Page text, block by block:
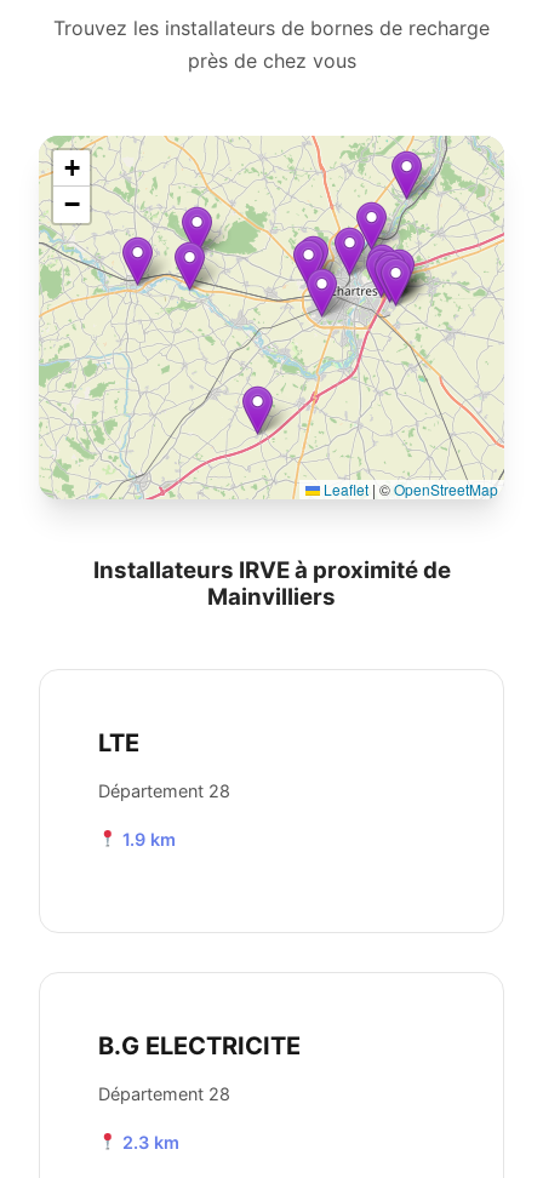
Trouvez les installateurs de bornes de recharge
près de chez vous
+
−
Leaflet | ©OpenStreetMap
Installateurs IRVE à proximité de
Mainvilliers
LTE
Département 28
1.9 km
B.G ELECTRICITE
Département 28
2.3 km